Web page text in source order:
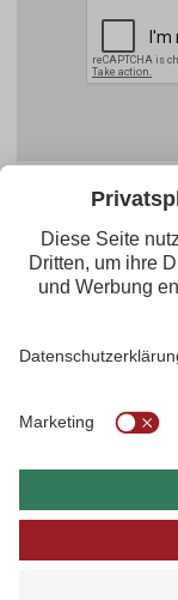
Maria-
RSS-Feeds
Datenschutzerklärung
AGBs